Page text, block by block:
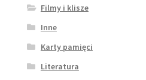
Filmy i klisze
Inne
Karty pamięci
Literatura